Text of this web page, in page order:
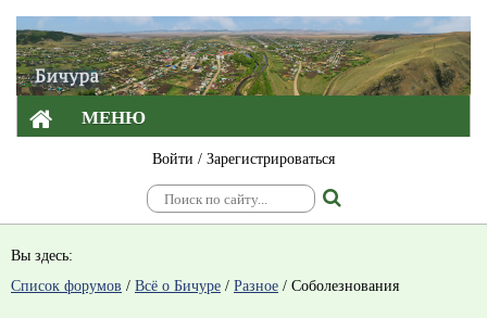
МЕНЮ
Войти / Зарегистрироваться
Вы здесь:
Список форумов / Всё о Бичуре / Разное / Соболезнования